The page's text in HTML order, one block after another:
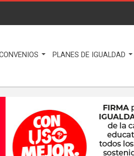
PLANES DE IGUALDAD